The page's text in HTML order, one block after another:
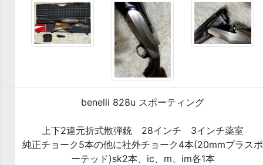
benelli 828u スポーティング
上下2連元折式散弾銃 28インチ 3インチ薬室
純正チョーク5本の他に社外チョーク4本(20mmプラスポ
ーテッド)sk2本、ic、m、im各1本